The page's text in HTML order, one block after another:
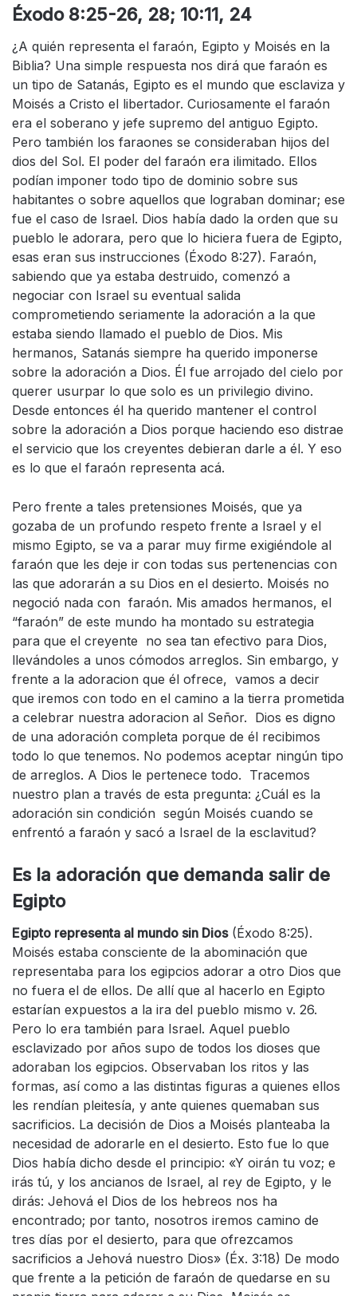
Éxodo 8:25-26, 28; 10:11, 24
¿A quién representa el faraón, Egipto y Moisés en la
Biblia? Una simple respuesta nos dirá que faraón es
un tipo de Satanás, Egipto es el mundo que esclaviza y
Moisés a Cristo el libertador. Curiosamente el faraón
era el soberano y jefe supremo del antiguo Egipto.
Pero también los faraones se consideraban hijos del
dios del Sol. El poder del faraón era ilimitado. Ellos
podían imponer todo tipo de dominio sobre sus
habitantes o sobre aquellos que lograban dominar; ese
fue el caso de Israel. Dios había dado la orden que su
pueblo le adorara, pero que lo hiciera fuera de Egipto,
esas eran sus instrucciones (Éxodo 8:27). Faraón,
sabiendo que ya estaba destruido, comenzó a
negociar con Israel su eventual salida
comprometiendo seriamente la adoración a la que
estaba siendo llamado el pueblo de Dios. Mis
hermanos, Satanás siempre ha querido imponerse
sobre la adoración a Dios. Él fue arrojado del cielo por
querer usurpar lo que solo es un privilegio divino.
Desde entonces él ha querido mantener el control
sobre la adoración a Dios porque haciendo eso distrae
el servicio que los creyentes debieran darle a él. Y eso
es lo que el faraón representa acá.
Pero frente a tales pretensiones Moisés, que ya
gozaba de un profundo respeto frente a Israel y el
mismo Egipto, se va a parar muy firme exigiéndole al
faraón que les deje ir con todas sus pertenencias con
las que adorarán a su Dios en el desierto. Moisés no
negoció nada con faraón. Mis amados hermanos, el
“faraón” de este mundo ha montado su estrategia
para que el creyente no sea tan efectivo para Dios,
llevándoles a unos cómodos arreglos. Sin embargo, y
frente a la adoracion que él ofrece, vamos a decir
que iremos con todo en el camino a la tierra prometida
a celebrar nuestra adoracion al Señor. Dios es digno
de una adoración completa porque de él recibimos
todo lo que tenemos. No podemos aceptar ningún tipo
de arreglos. A Dios le pertenece todo. Tracemos
nuestro plan a través de esta pregunta: ¿Cuál es la
adoración sin condición según Moisés cuando se
enfrentó a faraón y sacó a Israel de la esclavitud?
Es la adoración que demanda salir de
Egipto
Egipto representa al mundo sin Dios(Éxodo 8:25).
Moisés estaba consciente de la abominación que
representaba para los egipcios adorar a otro Dios que
no fuera el de ellos. De allí que al hacerlo en Egipto
estarían expuestos a la ira del pueblo mismo v. 26.
Pero lo era también para Israel. Aquel pueblo
esclavizado por años supo de todos los dioses que
adoraban los egipcios. Observaban los ritos y las
formas, así como a las distintas figuras a quienes ellos
les rendían pleitesía, y ante quienes quemaban sus
sacrificios. La decisión de Dios a Moisés planteaba la
necesidad de adorarle en el desierto. Esto fue lo que
Dios había dicho desde el principio: «Y oirán tu voz; e
irás tú, y los ancianos de Israel, al rey de Egipto, y le
dirás: Jehová el Dios de los hebreos nos ha
encontrado; por tanto, nosotros iremos camino de
tres días por el desierto, para que ofrezcamos
sacrificios a Jehová nuestro Dios» (Éx. 3:18) De modo
que frente a la petición de faraón de quedarse en su